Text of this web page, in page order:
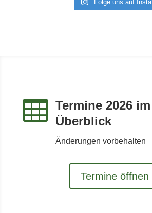
Folge uns auf Insta

Termine 2026 im
Überblick
Änderungen vorbehalten
Termine öffnen